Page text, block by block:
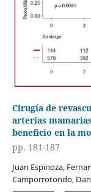
Cirugía de
arterias
beneficio en la
pp. 181-187
Juan Espinoza,
Camporrotondo,